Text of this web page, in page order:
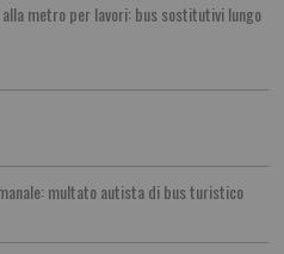
metro per lavori: bus sostitutivi lungo
multato autista di bus turistico